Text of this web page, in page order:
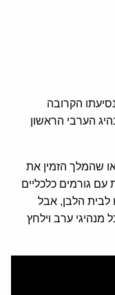
הקרובה
הערבי הראשון
שהמלך הזמין את
גורמים כלכליים
לבית הלבן, אבל
מנהיגי ערב וילחץ